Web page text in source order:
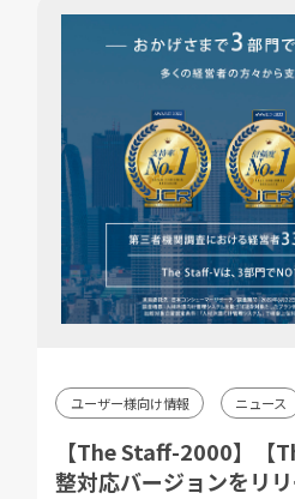
ユーザー様向け情報 ニュース
【The Staff-2000】【
整対応バージョンをリ